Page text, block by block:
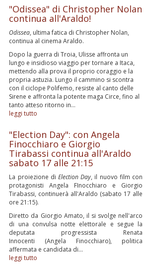
"Odissea" di Christopher Nolan
continua all'Araldo!
Odissea, ultima fatica di Christopher Nolan,
continua al cinema Araldo.
Dopo la guerra di Troia, Ulisse affronta un
lungo e insidioso viaggio per tornare a Itaca,
mettendo alla prova il proprio coraggio e la
propria astuzia. Lungo il cammino si scontra
con il ciclope Polifemo, resiste al canto delle
Sirene e affronta la potente maga Circe, fino al
tanto atteso ritorno in...
leggi tutto
"Election Day": con Angela
Finocchiaro e Giorgio
Tirabassi continua all'Araldo
sabato 17 alle 21:15
La proiezione di Election Day, il nuovo film con
protagonisti Angela FInocchiaro e Giorgio
Tirabassi, continuerà all'Araldo (sabato 17 alle
ore 21:15).
Diretto da Giorgio Amato, il si svolge nell'arco
di una convulsa notte elettorale e segue la
deputata progressista Renata
Innocenti (Angela Finocchiaro), politica
affermata e candidata di...
leggi tutto